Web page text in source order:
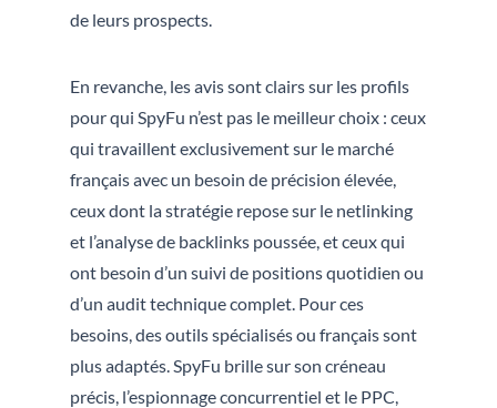
de leurs prospects.
En revanche, les avis sont clairs sur les profils
pour qui SpyFu n’est pas le meilleur choix : ceux
qui travaillent exclusivement sur le marché
français avec un besoin de précision élevée,
ceux dont la stratégie repose sur le netlinking
et l’analyse de backlinks poussée, et ceux qui
ont besoin d’un suivi de positions quotidien ou
d’un audit technique complet. Pour ces
besoins, des outils spécialisés ou français sont
plus adaptés. SpyFu brille sur son créneau
précis, l’espionnage concurrentiel et le PPC,